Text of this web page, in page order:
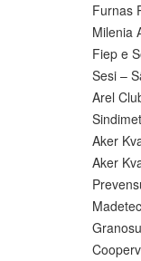
Furnas
Milenia
Fiep e
Sesi –
Arel
Aker
Aker